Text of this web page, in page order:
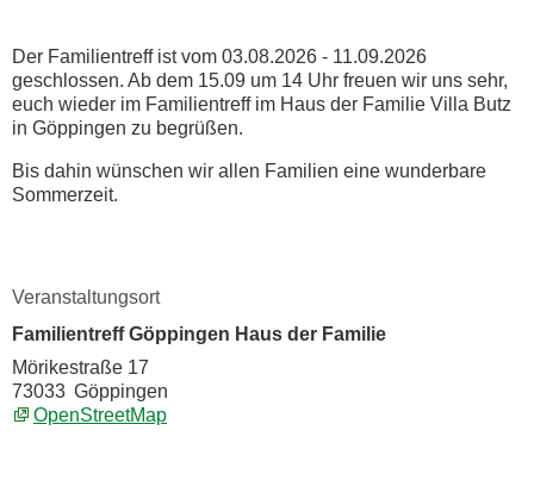
Der Familientreff ist vom 03.08.2026 - 11.09.2026
geschlossen. Ab dem 15.09 um 14 Uhr freuen wir uns sehr,
euch wieder im Familientreff im Haus der Familie Villa Butz
in Göppingen zu begrüßen.
Bis dahin wünschen wir allen Familien eine wunderbare
Sommerzeit.
Veranstaltungsort
Familientreff Göppingen Haus der Familie
Mörikestraße 17
73033 Göppingen
OpenStreetMap